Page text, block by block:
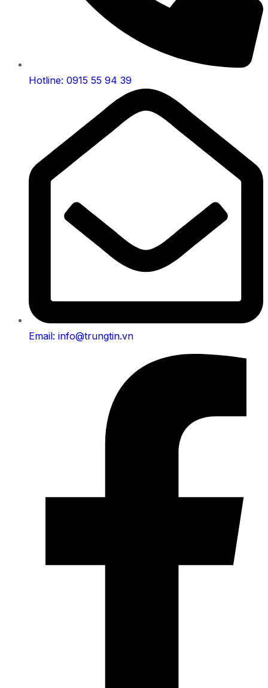
Hotline: 0915 55 94 39
Email: info@trungtin.vn